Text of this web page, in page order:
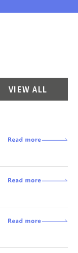
VIEW ALL